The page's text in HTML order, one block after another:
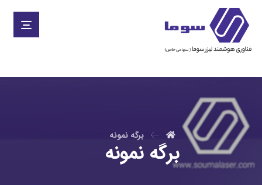
برگه نمونه
برگه نمونه